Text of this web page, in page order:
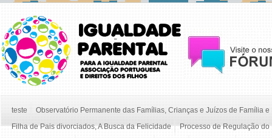
teste
Observatório Permanente das Famílias, Crianças e Juízos de Família e
Filha de Pais divorciados, A Busca da Felicidade
Processo de Regulação